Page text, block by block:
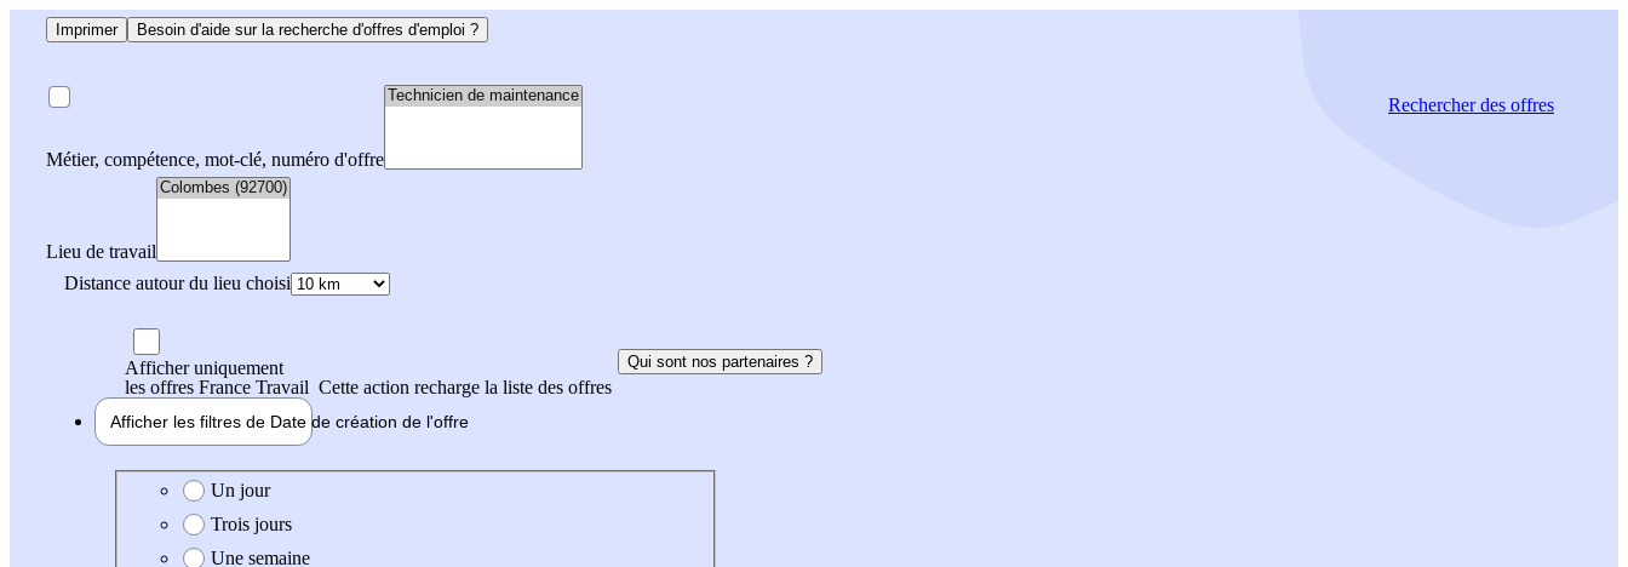
Imprimer Besoin d'aide sur la recherche d'offres d'emploi ?
Métier, compétence, mot-clé, numéro d'offre
Lieu de travail
Distance autour du lieu choisi
Rechercherdes offres
Afficher uniquement
les offres France Travail Cette action recharge la liste des offres
Qui sont nos partenaires ?
Afficher les filtres de Date de création de l'offre
Date de création de l'offre
Un jour
Trois jours
Une semaine